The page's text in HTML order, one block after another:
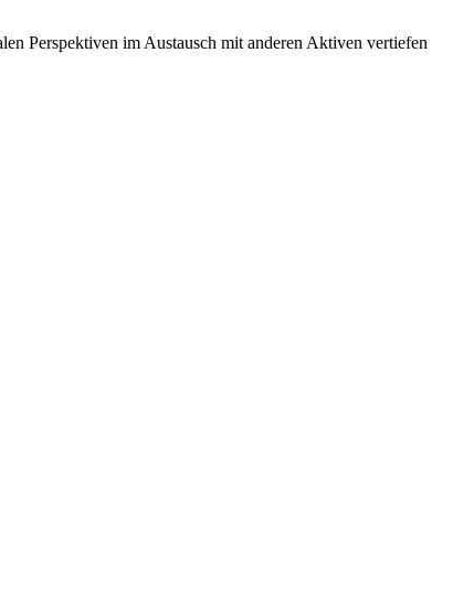
Perspektiven im Austausch mit anderen Aktiven vertiefen